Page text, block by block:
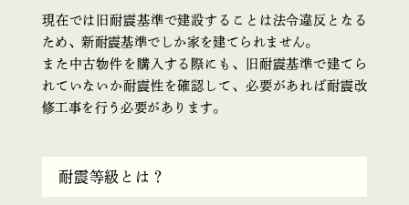
現在では旧耐震基準で建設することは法令違反となる
ため、新耐震基準でしか家を建てられません。
また中古物件を購入する際にも、旧耐震基準で建てら
れていないか耐震性を確認して、必要があれば耐震改
修工事を行う必要があります。
耐震等級とは？